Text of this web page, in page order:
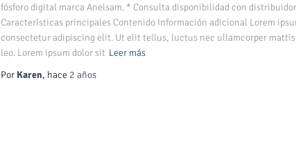
fósforo digital marca Anelsam. * Consulta disponibilidad con
Características principales Contenido Información adicional Lorem
consectetur adipiscing elit. Ut elit tellus, luctus nec ullamcorper
leo. Lorem ipsum dolor sit Leer más
Por Karen, hace 2 años